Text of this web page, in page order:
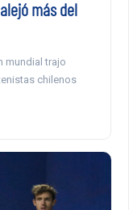
más del
mundial trajo
chilenos